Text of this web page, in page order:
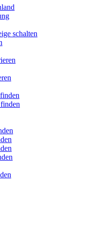
schalten